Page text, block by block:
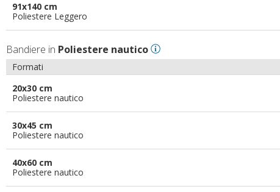
91x140 cm
Poliestere Leggero
Bandiere in Poliestere nautico
Formati
20x30 cm
Poliestere nautico
30x45 cm
Poliestere nautico
40x60 cm
Poliestere nautico